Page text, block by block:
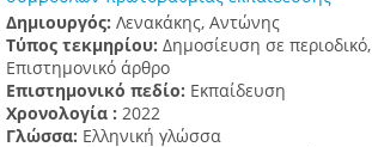
Δημιουργός: Λενακάκης, Αντώνης
Τύπος τεκμηρίου: Δημοσίευση σε περιοδικό,
Επιστημονικό άρθρο
Επιστημονικό πεδίο: Εκπαίδευση
Χρονολογία : 2022
Γλώσσα: Ελληνική γλώσσα